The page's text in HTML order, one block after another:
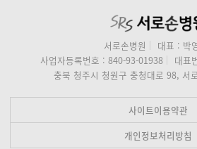
서로손병원
대표 : 박
사업자등록번호 : 840-93-01938
대표
충북 청주시 청원구 충청대로 98, 서
사이트이용약관
개인정보처리방침